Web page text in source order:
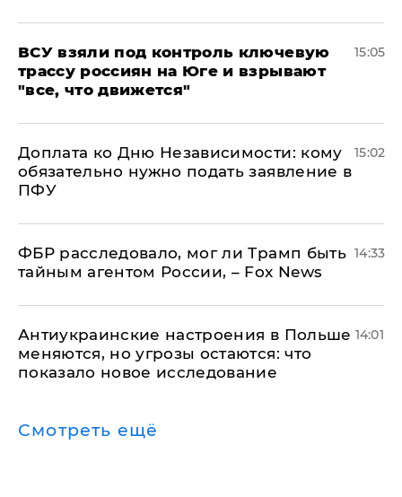
ВСУ взяли под контроль ключевую
трассу россиян на Юге и взрывают
"все, что движется"
15:05
Доплата ко Дню Независимости: кому
обязательно нужно подать заявление в
ПФУ
15:02
ФБР расследовало, мог ли Трамп быть
тайным агентом России, – Fox News
14:33
Антиукраинские настроения в Польше
меняются, но угрозы остаются: что
показало новое исследование
14:01
Смотреть ещё